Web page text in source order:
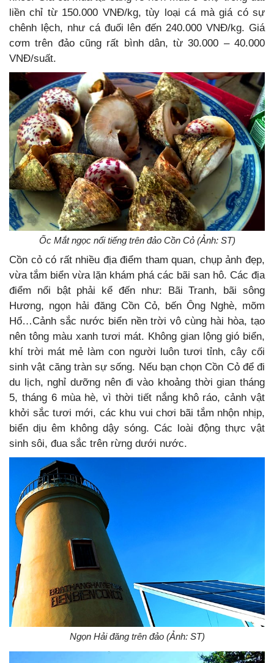
liền chỉ từ 150.000 VNĐ/kg, tùy loại cá mà giá có sự
chênh lệch, như cá đuối lên đến 240.000 VNĐ/kg. Giá
cơm trên đảo cũng rất bình dân, từ 30.000 – 40.000
VNĐ/suất.
Ốc Mắt ngọc nổi tiếng trên đảo Cồn Cỏ (Ảnh: ST)
Cồn cỏ có rất nhiều địa điểm tham quan, chụp ảnh đẹp,
vừa tắm biển vừa lặn khám phá các bãi san hô. Các địa
điểm nổi bật phải kể đến như: Bãi Tranh, bãi sông
Hương, ngọn hải đăng Cồn Cỏ, bến Ông Nghè, mõm
Hổ…Cảnh sắc nước biển nền trời vô cùng hài hòa, tạo
nên tông màu xanh tươi mát. Không gian lộng gió biển,
khí trời mát mẻ làm con người luôn tươi tỉnh, cây cối
sinh vật căng tràn sự sống. Nếu bạn chọn Cồn Cỏ để đi
du lịch, nghỉ dưỡng nên đi vào khoảng thời gian tháng
5, tháng 6 mùa hè, vì thời tiết nắng khô ráo, cảnh vật
khởi sắc tươi mới, các khu vui chơi bãi tắm nhộn nhịp,
biển dịu êm không dậy sóng. Các loài động thực vật
sinh sôi, đua sắc trên rừng dưới nước.
Ngọn Hải đăng trên đảo (Ảnh: ST)